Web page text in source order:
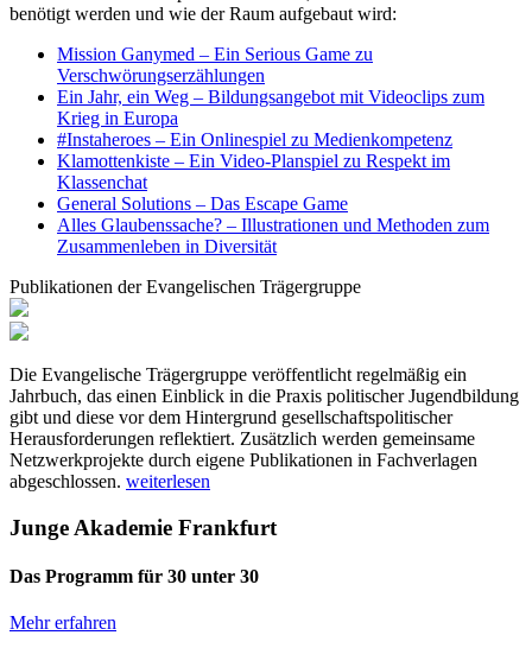
benötigt werden und wie der Raum aufgebaut wird:
Mission Ganymed – Ein Serious Game zu
Verschwörungserzählungen
Ein Jahr, ein Weg – Bildungsangebot mit Videoclips zum
Krieg in Europa
#Instaheroes – Ein Onlinespiel zu Medienkompetenz
Klamottenkiste – Ein Video-Planspiel zu Respekt im
Klassenchat
General Solutions – Das Escape Game
Alles Glaubenssache? – Illustrationen und Methoden zum
Zusammenleben in Diversität
Publikationen der Evangelischen Trägergruppe
Die Evangelische Trägergruppe veröffentlicht regelmäßig ein
Jahrbuch, das einen Einblick in die Praxis politischer Jugendbildung
gibt und diese vor dem Hintergrund gesellschaftspolitischer
Herausforderungen reflektiert. Zusätzlich werden gemeinsame
Netzwerkprojekte durch eigene Publikationen in Fachverlagen
abgeschlossen. weiterlesen
Junge Akademie Frankfurt
Das Programm für 30 unter 30
Mehr erfahren